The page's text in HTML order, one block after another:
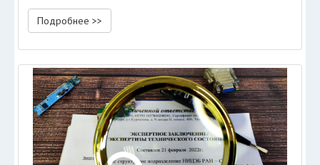
Подробнее >>